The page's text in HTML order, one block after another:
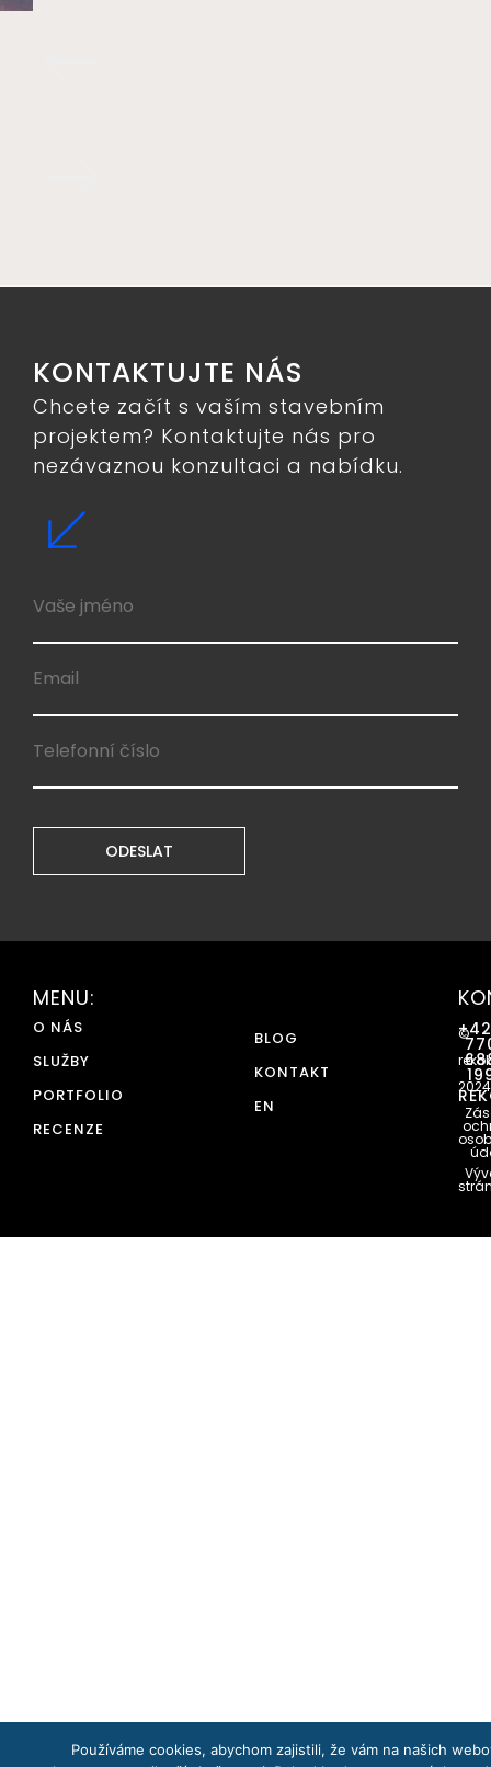
KONTAKTUJTE NÁS
Chcete začít s vaším stavebním
projektem? Kontaktujte nás pro
nezávaznou konzultaci a nabídku.
©
2024
MENU:
O NÁS
SLUŽBY
PORTFOLIO
RECENZE
BLOG
KONTAKT
EN
Používáme cookies, abychom zajistili, že vám na našich